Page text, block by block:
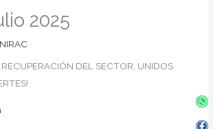
2025
RECUPERACIÓN DEL SECTOR, UNIDOS
f